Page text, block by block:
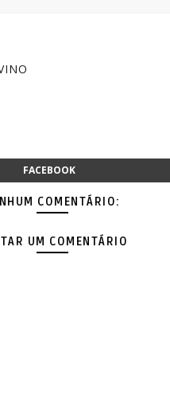
FACEBOOK
COMENTÁRIO:
UM COMENTÁRIO